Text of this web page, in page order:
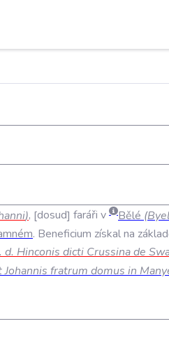
), dosud faráři v Bělé (
. Beneficium získalna
. d. Hinconis dicti Crussinade
Johannis fratrum domus in